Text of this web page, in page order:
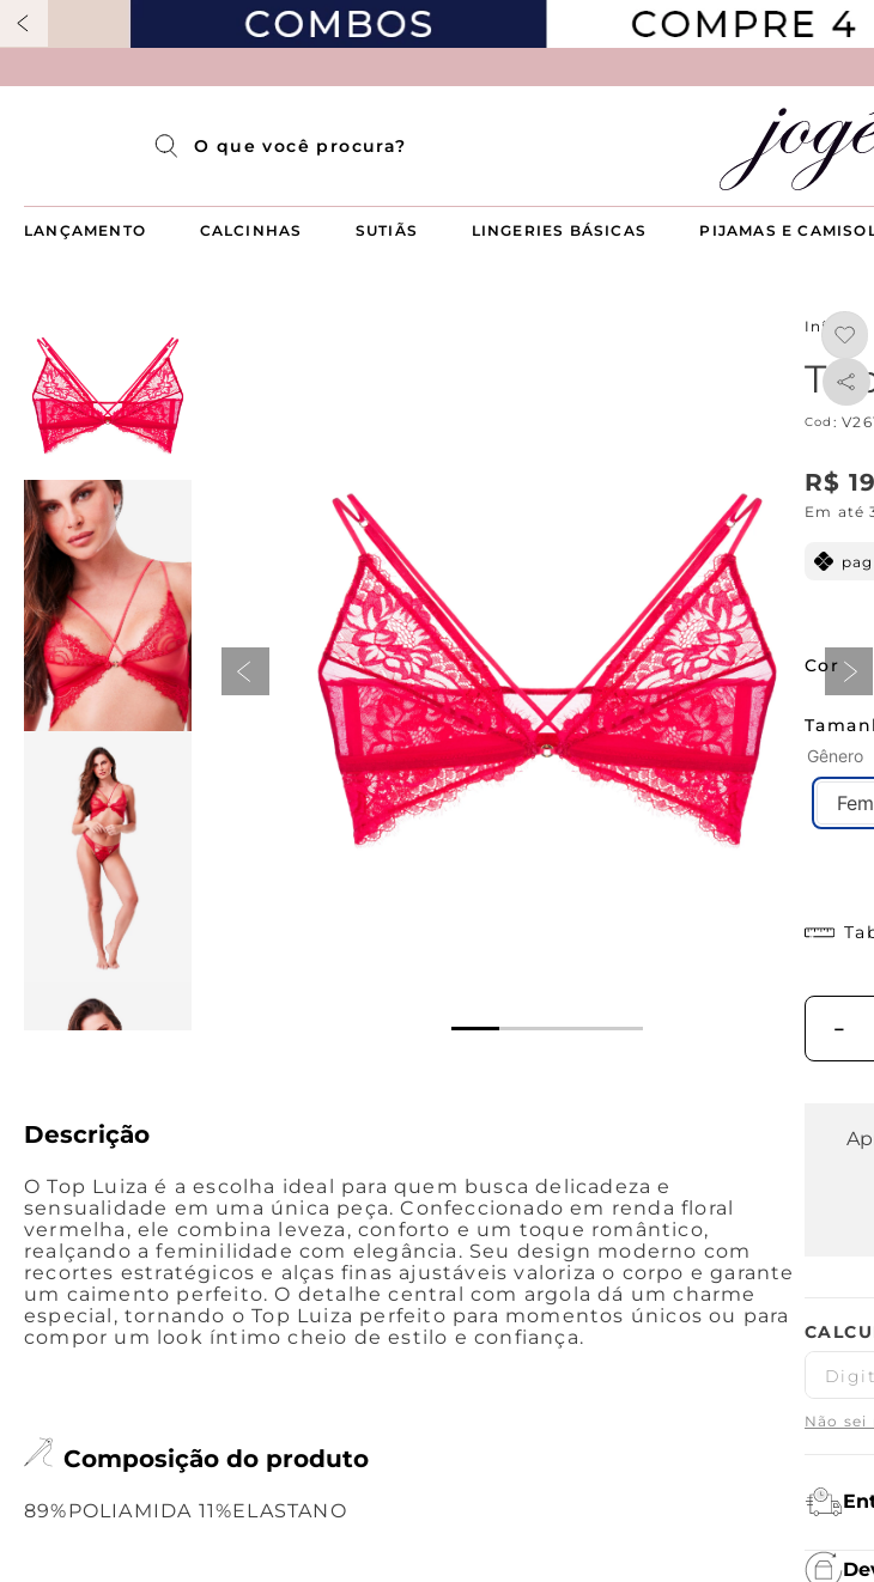
LANÇAMENTO CALCINHAS SUTIÃS LINGERIES BÁSICAS PIJAMAS E
Pijama Longo Americado Aberto Luma
Pijama Capri Aberto
Pijama Curto Aberto
Descrição
O Top Luiza é a escolha ideal para quem busca delicadeza e
sensualidade em uma única peça. Confeccionado em renda floral
vermelha, ele combina leveza, conforto e um toque romântico,
realçando a feminilidade com elegância. Seu design moderno com
recortes estratégicos e alças finas ajustáveis valoriza o corpo e garante
um caimento perfeito. O detalhe central com argola dá um charme
especial, tornando o Top Luiza perfeito para momentos únicos ou para
compor um look íntimo cheio de estilo e confiança.
Composição do produto
89%POLIAMIDA 11%ELASTANO
:
R$
Em até
Cor
Gênero
－
Não sei